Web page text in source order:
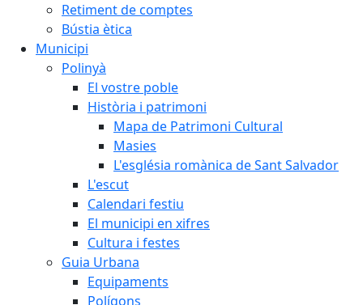
Retiment de comptes
Bústia ètica
Municipi
Polinyà
El vostre poble
Història i patrimoni
Mapa de Patrimoni Cultural
Masies
L'església romànica de Sant Salvador
L'escut
Calendari festiu
El municipi en xifres
Cultura i festes
Guia Urbana
Equipaments
Polígons